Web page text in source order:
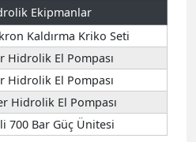
Ekipmanlar
Kaldırma Kriko Seti
Hidrolik El Pompası
Hidrolik El Pompası
Hidrolik El Pompası
700 Bar Güç Ünitesi